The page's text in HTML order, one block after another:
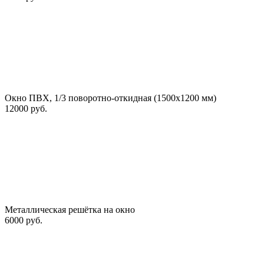
Окно ПВХ, 1/3 поворотно-откидная (1500х1200 мм)
12000 руб.
Металлическая решётка на окно
6000 руб.